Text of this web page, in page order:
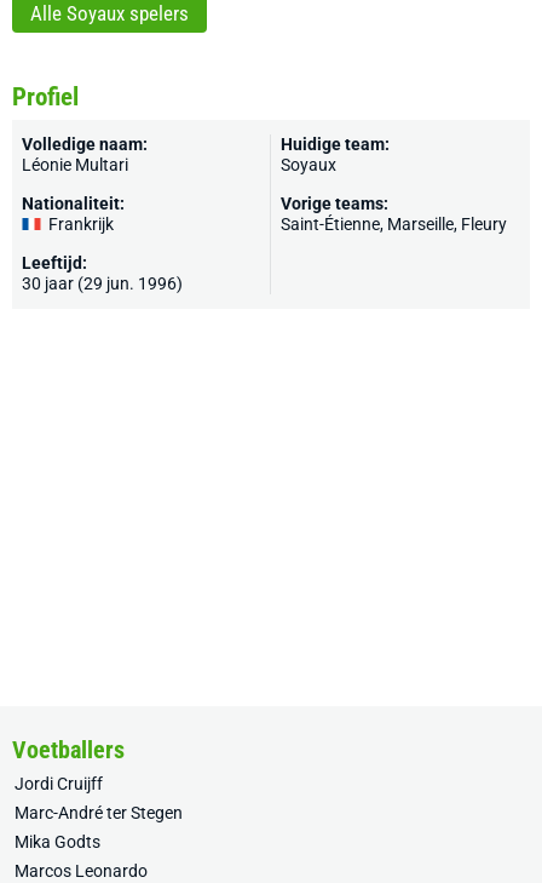
Alle Soyaux spelers
Profiel
Volledige naam:
Léonie Multari
Nationaliteit:
Frankrijk
Leeftijd:
30 jaar (29 jun. 1996)
Huidige team:
Soyaux
Vorige teams:
Saint-Étienne, Marseille, Fleury
Voetballers
Jordi Cruijff
Marc-André ter Stegen
Mika Godts
Marcos Leonardo